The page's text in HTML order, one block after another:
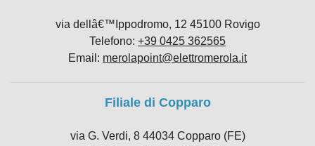
via dellâ€™Ippodromo, 12 45100 Rovigo
Telefono: +39 0425 362565
Email: merolapoint@elettromerola.it
Filiale di Copparo
via G. Verdi, 8 44034 Copparo (FE)